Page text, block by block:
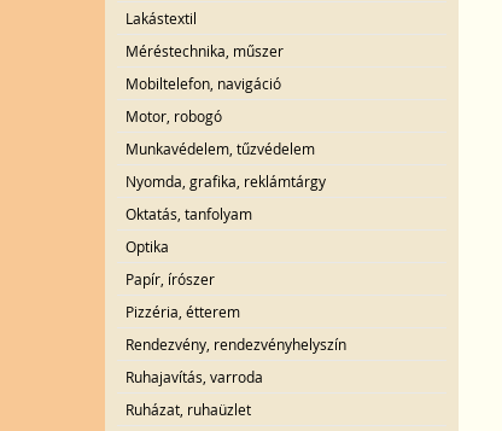
Lakástextil
Méréstechnika, műszer
Mobiltelefon, navigáció
Motor, robogó
Munkavédelem, tűzvédelem
Nyomda, grafika, reklámtárgy
Oktatás, tanfolyam
Optika
Papír, írószer
Pizzéria, étterem
Rendezvény, rendezvényhelyszín
Ruhajavítás, varroda
Ruházat, ruhaüzlet